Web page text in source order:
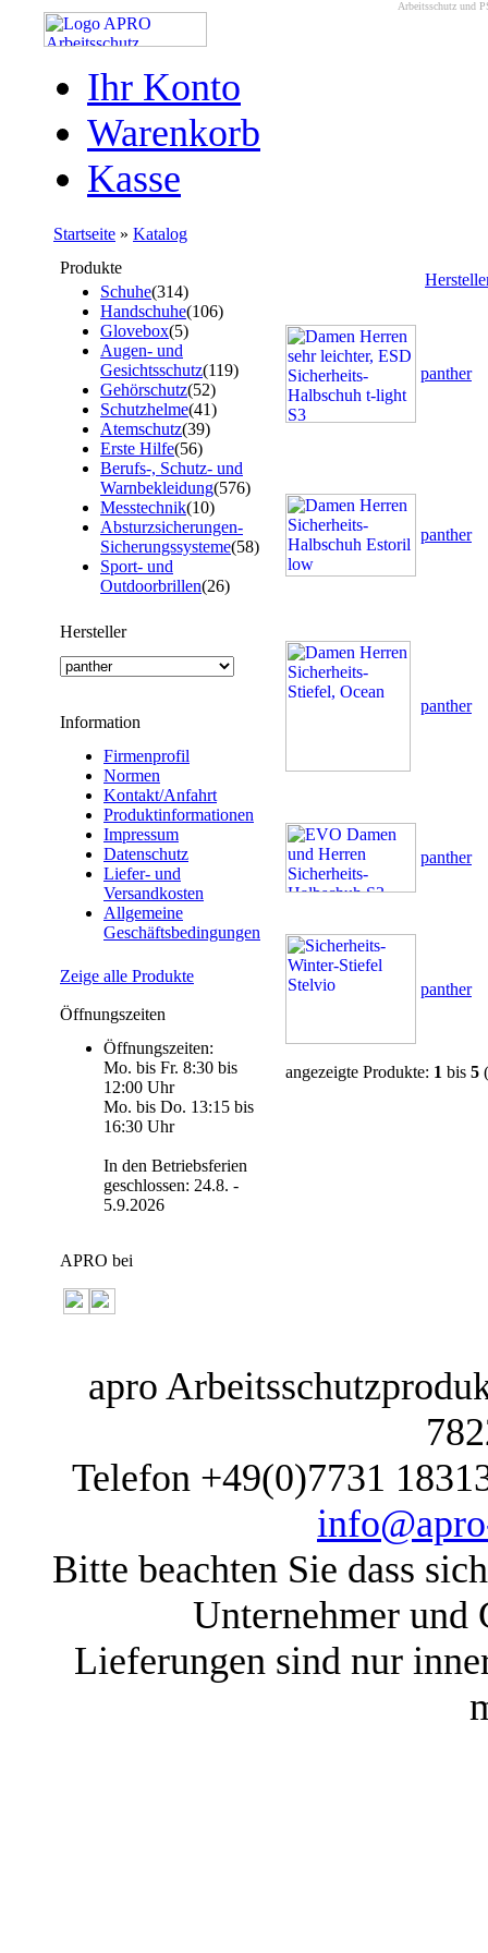
Arbeitsschutz und
Ihr Konto
Warenkorb
Kasse
Startseite » Katalog
Produkte
Schuhe(314)
Handschuhe(106)
Glovebox(5)
Augen- und
Gesichtsschutz(119)
Gehörschutz(52)
Schutzhelme(41)
Atemschutz(39)
Erste Hilfe(56)
Berufs-, Schutz- und
Warnbekleidung(576)
Messtechnik(10)
Absturzsicherungen-
Sicherungssysteme(58)
Sport- und
Outdoorbrillen(26)
Hersteller
Information
Firmenprofil
Normen
Kontakt/Anfahrt
Produktinformationen
Impressum
Datenschutz
Liefer- und
Versandkosten
Allgemeine
Geschäftsbedingungen
Zeige alle Produkte
Öffnungszeiten
Öffnungszeiten:
Mo. bis Fr. 8:30 bis
12:00 Uhr
Mo. bis Do. 13:15 bis
16:30 Uhr
In den Betriebsferien
geschlossen: 24.8. -
5.9.2026
APRO bei
panther
panther
panther
panther
panther
angezeigte Produkte: 1 bis 5
apro
Telefon +49(0)7731
Bitte beachten Sie dass
Unternehmer und
Lieferungen sind nur